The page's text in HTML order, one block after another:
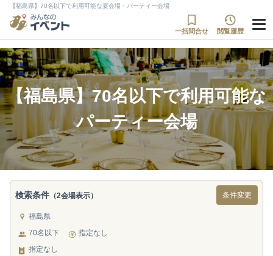
【福島県】70名以下で利用可能な宴会場・パーティー会場
一括問合せ 閲覧履歴
【福島県】70名以下で利用可能な
パーティー会場
検索条件 （2会場表示） 条件変更
福島県
70名以下
指定なし
指定なし